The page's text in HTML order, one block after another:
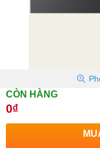
CÒN HÀNG
0₫